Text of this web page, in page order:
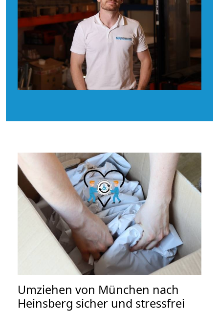
Umziehen von München nach
Heinsberg sicher und stressfrei